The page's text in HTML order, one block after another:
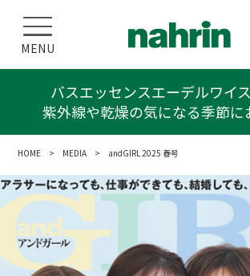
MENU
バスエッセンスエーデルワイ
紫外線や乾燥の気になる季節に
HOME > MEDIA > andGIRL 2025 春号